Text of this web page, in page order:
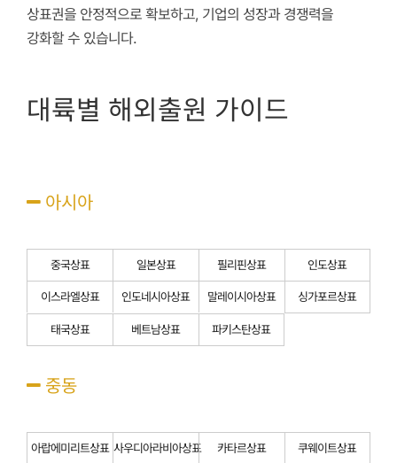
상표권을 안정적으로 확보하고, 기업의 성장과 경쟁력을
강화할 수 있습니다.
대륙별 해외출원 가이드
아시아
중국상표 일본상표 필리핀상표 인도상표
이스라엘상표 인도네시아상표 말레이시아상표 싱가포르상표
태국상표 베트남상표 파키스탄상표
중동
아랍에미리트상표 사우디아라비아상표 카타르상표 쿠웨이트상표